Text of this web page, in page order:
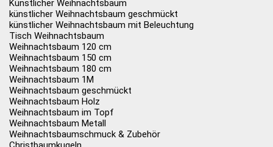
Künstlicher Weihnachtsbaum
künstlicher Weihnachtsbaum geschmückt
künstlicher Weihnachtsbaum mit Beleuchtung
Tisch Weihnachtsbaum
Weihnachtsbaum 120 cm
Weihnachtsbaum 150 cm
Weihnachtsbaum 180 cm
Weihnachtsbaum 1M
Weihnachtsbaum geschmückt
Weihnachtsbaum Holz
Weihnachtsbaum im Topf
Weihnachtsbaum Metall
Weihnachtsbaumschmuck & Zubehör